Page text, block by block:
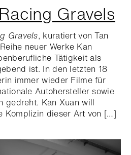
Gravels
Gravels, kuratiert von Tan
neuer Werke Kan
Tätigkeit als
ist. In den letzten 18
immer wieder Filme für
Autohersteller sowie
gedreht. Kan Xuan will
Komplizin dieser Art von […]